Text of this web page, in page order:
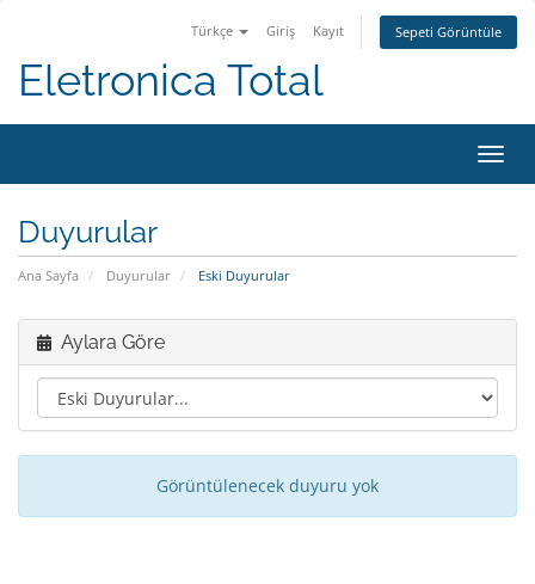
Türkçe Giriş Kayıt Sepeti Görüntüle
Eletronica Total
Duyurular
Ana Sayfa Duyurular Eski Duyurular
Aylara Göre
Görüntülenecek duyuru yok